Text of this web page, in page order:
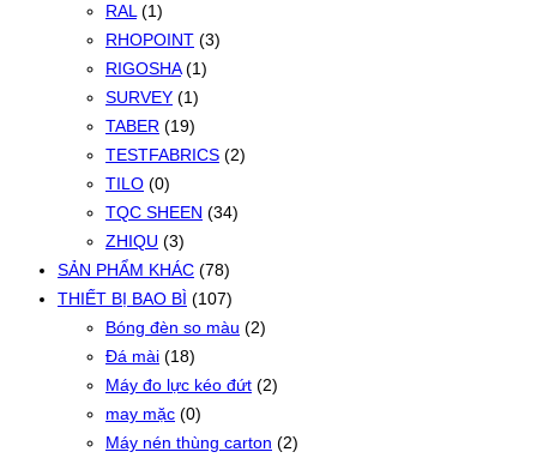
RAL (1)
RHOPOINT (3)
RIGOSHA (1)
SURVEY (1)
TABER (19)
TESTFABRICS (2)
TILO (0)
TQC SHEEN (34)
ZHIQU (3)
SẢN PHẨM KHÁC (78)
THIẾT BỊ BAO BÌ (107)
Bóng đèn so màu (2)
Đá mài (18)
Máy đo lực kéo đứt (2)
may mặc (0)
Máy nén thùng carton (2)